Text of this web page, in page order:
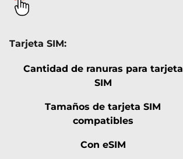
Tarjeta SIM:
Cantidad de ranuras para tarjeta
SIM
Tamaños de tarjeta SIM
compatibles
Con eSIM